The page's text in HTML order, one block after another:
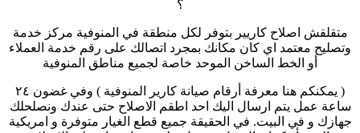
؟
متقلقش اصلاح كاريير بتوفر لكل منطقة في المنوفية مركز خدمة
وتصليح معتمد اي كان مكانك بمجرد اتصالك على رقم خدمة العملاء
أو الخط الساخن الموحد خاصة لجميع مناطق المنوفية
( يمكنكم هنا معرفة أرقام صيانة كارير المنوفية ) وفي غضون ٢٤
ساعة عمل يتم ارسال اليك احد اطقم الاصلاح حتى عندك ونصلحلك
جهازك و في البيت. في الحقيقة جميع قطع الغيار متوفرة و امريكية